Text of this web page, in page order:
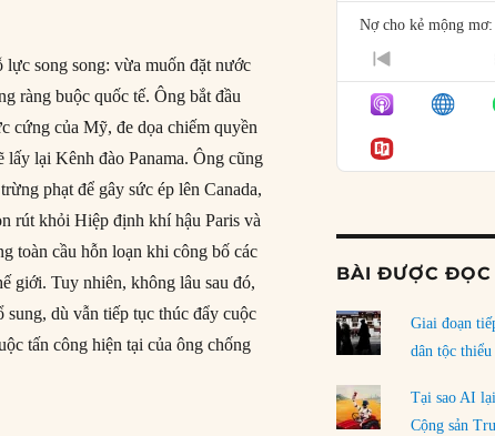
song song: vừa muốn đặt nước
ràng buộc quốc tế. Ông bắt đầu
cứng của Mỹ, đe dọa chiếm quyền
lấy lại Kênh đào Panama. Ông cũng
phạt để gây sức ép lên Canada,
rút khỏi Hiệp định khí hậu Paris và
toàn cầu hỗn loạn khi công bố các
giới. Tuy nhiên, không lâu sau đó,
dù vẫn tiếp tục thúc đẩy cuộc
tấn công hiện tại của ông chống
cho thế kỷ dài của nước Mỹ”
Nợ cho kẻ mộng
giới hạn của việc
Mỹ Latinh đang trở
của phe cánh hữu mới
04/08/2026
Ngoại trưởng Nhật
Dương
03/08/2026
Đặt cược vào thất
hiểm quốc gia và
EPISODE
BÀI ĐƯỢC ĐỌC
Giai đoạn
dân tộc
Tại sao AI
Cộng sản